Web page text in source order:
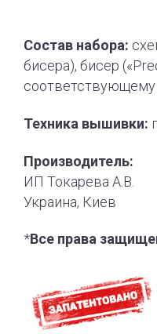
Состав набора:
бисера), бисер
соответствующему
Техника вышивки:
Производитель:
ИП Токарева А.В.
Украина, Киев
*Все права